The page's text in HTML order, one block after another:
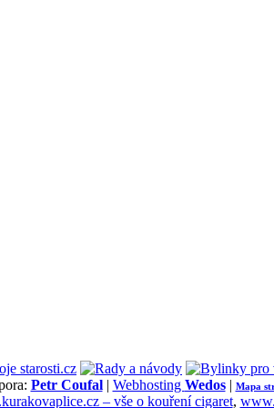
Petr Coufal| Webhosting Wedos| Mapa
– vše o kouření cigaret,